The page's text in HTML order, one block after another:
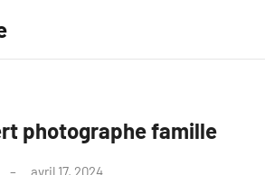
photographe famille
avril 17, 2024